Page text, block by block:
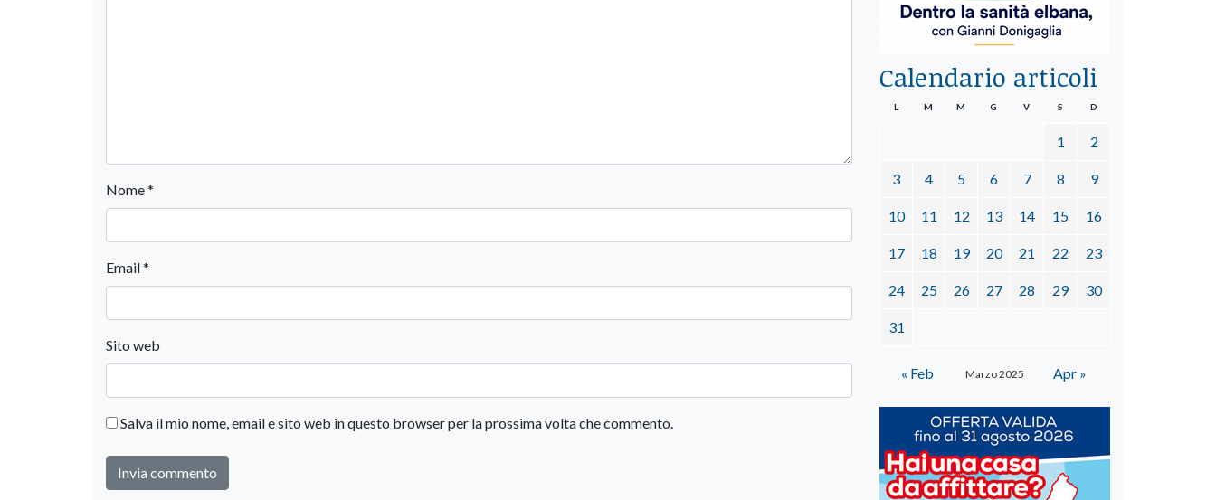
Nome*
Email*
Sito web
Salva il mio nome, email e sito web in questo browser per la prossima volta che commento.
Calendario articoli
Marzo 2025
L M M G V S D
1 2
3 4 5 6 7 8 9
10 11 12 13 14 15 16
17 18 19 20 21 22 23
24 25 26 27 28 29 30
31
« Feb Apr »